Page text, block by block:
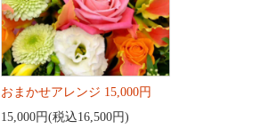
おまかせアレンジ 15,000円
15,000円(税込16,500円)